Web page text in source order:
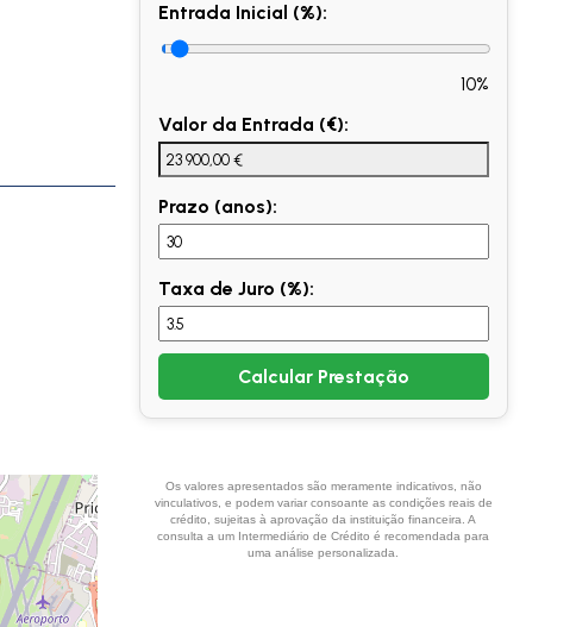
Entrada Inicial (%):
10%
Valor da Entrada (€):
Prazo (anos):
Taxa de Juro (%):
Calcular Prestação
Os valores apresentados são meramente indicativos, não
vinculativos, e podem variar consoante as condições reais de
crédito, sujeitas à aprovação da instituição financeira. A
consulta a um Intermediário de Crédito é recomendada para
uma análise personalizada.